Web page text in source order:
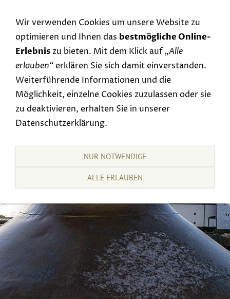
Wir verwenden Cookies um unsere Website zu
optimieren und Ihnen das bestmögliche Online-
Erlebniszu bieten. Mit dem Klick auf „Alle
erlauben“erklären Sie sich damit einverstanden.
Weiterführende Informationen und die
Möglichkeit, einzelne Cookies zuzulassen oder sie
zu deaktivieren, erhalten Sie in unserer
Datenschutzerklärung.
NUR NOTWENDIGE
ALLE ERLAUBEN